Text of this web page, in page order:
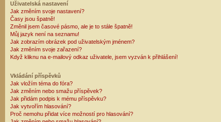
Uživatelská nastavení
Jak změním svoje nastavení?
Časy jsou špatně!
Změnil jsem časové pásmo, ale je to stále špatně!
Můj jazyk není na seznamu!
Jak zobrazím obrázek pod uživatelským jménem?
Jak změním svoje zařazení?
Když kliknu na e-mailový odkaz uživatele, jsem vyzván k přihlášení!
Vkládání příspěvků
Jak vložím téma do fóra?
Jak změním nebo smažu příspěvek?
Jak přidám podpis k mému příspěvku?
Jak vytvořím hlasování?
Proč nemohu přidat více možností pro hlasování?